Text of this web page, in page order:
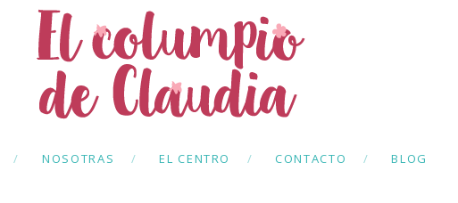
11
ABRIL
10 BENEFICIOS DE LA
PICKLER
NOSOTRAS EL CENTRO CONTACTO BLOG